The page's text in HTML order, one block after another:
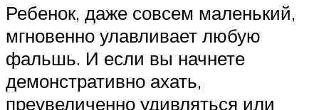
Ребенок, даже совсем маленький,
мгновенно улавливает любую
фальшь. И если вы начнете
демонстративно ахать,
преувеличенно удивляться или